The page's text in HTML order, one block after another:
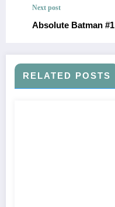
Next post
Absolute Batman #1
RELATED POSTS